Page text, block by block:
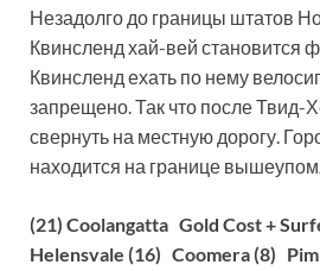
Незадолго до границы штатов
Квинсленд хай-вей становится
Квинсленд ехать по нему
запрещено. Так что после Твид-
свернуть на местную дорогу.
находится на границе
(21) Coolangatta Gold Cost +
Helensvale (16) Coomera (8)